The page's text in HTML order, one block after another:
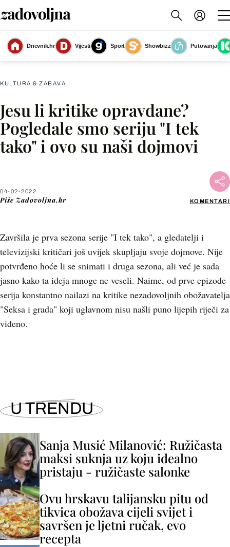
Dnevnik.hr Vijesti Sport Showbizz
Putovanja
Slika nije dostupna
KULTURA & ZABAVA
Jesu li kritike opravdane?
Pogledale smo seriju "I tek
tako" i ovo su naši dojmovi
04-02-2022
Piše Zadovoljna.hr KOMENTARI
Završila je prva sezona serije "I tek tako", a gledatelji i
televizijski kritičari još uvijek skupljaju svoje dojmove. Nije
potvrđeno hoće li se snimati i druga sezona, ali već je sada
jasno kako ta ideja mnoge ne veseli. Naime, od prve epizode
serija konstantno nailazi na kritike nezadovoljnih obožavatelja
"Seksa i grada" koji uglavnom nisu našli puno lijepih riječi za
viđeno.
Facebook
X
U TRENDU
Sanja Musić Milanović: Ružičasta
maksi suknja uz koju idealno
pristaju - ružičaste salonke
Ovu hrskavu talijansku pitu od
tikvica obožava cijeli svijet i
savršen je ljetni ručak, evo
recepta